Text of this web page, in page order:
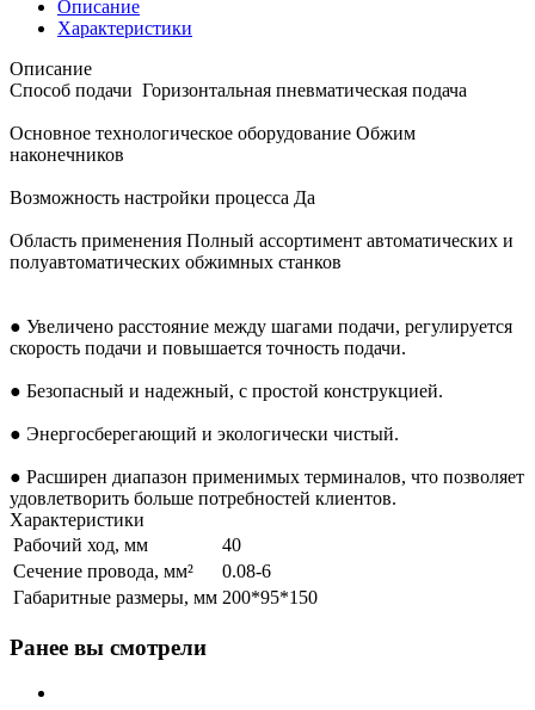
Описание
Характеристики
Описание
Способ подачи Горизонтальная пневматическая подача
Основное технологическое оборудование Обжим
наконечников
Возможность настройки процесса Да
Область применения Полный ассортимент автоматических и
полуавтоматических обжимных станков
● Увеличено расстояние между шагами подачи, регулируется
скорость подачи и повышается точность подачи.
● Безопасный и надежный, с простой конструкцией.
● Энергосберегающий и экологически чистый.
● Расширен диапазон применимых терминалов, что позволяет
удовлетворить больше потребностей клиентов.
Характеристики
Рабочий ход, мм
40
Сечение провода, мм²
0.08-6
Габаритные размеры, мм 200*95*150
Ранее вы смотрели